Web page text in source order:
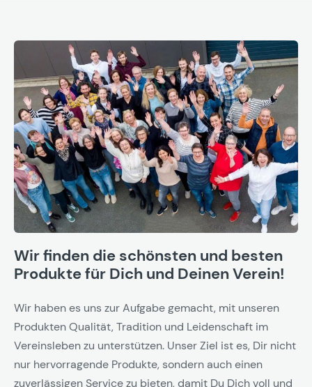
Wir finden die schönsten und besten
Produkte für Dich und Deinen Verein!
Wir haben es uns zur Aufgabe gemacht, mit unseren
Produkten Qualität, Tradition und Leidenschaft im
Vereinsleben zu unterstützen. Unser Ziel ist es, Dir nicht
nur hervorragende Produkte, sondern auch einen
zuverlässigen Service zu bieten, damit Du Dich voll und